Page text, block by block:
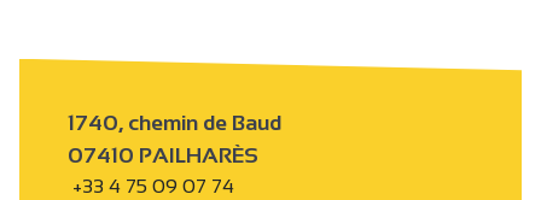
1740, chemin de Baud
07410 PAILHARÈS
+33 4 75 09 07 74